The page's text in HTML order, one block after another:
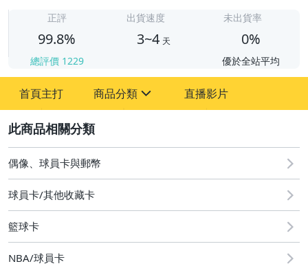
正評
99.8%
總評價 1229
出貨速度
3~4 天
未出貨率
0%
優於全站平均
首頁主打 商品分類
偶像、球員卡與郵幣
直播影片
偶像、球員卡與郵幣
球員卡/其他收藏卡
籃球卡
NBA/球員卡